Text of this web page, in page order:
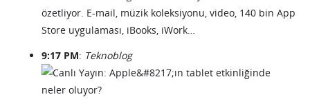
özetliyor. E-mail, müzik koleksiyonu, video, 140 bin App
Store uygulaması, iBooks, iWork…
9:17 PM: Teknoblog